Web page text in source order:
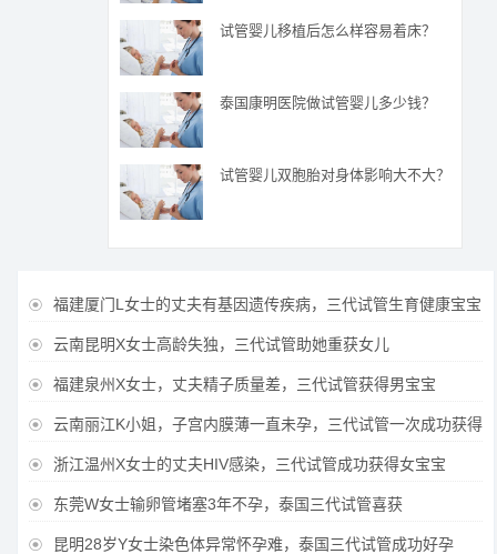
试管婴儿移植后怎么样容易着床？
泰国康明医院做试管婴儿多少钱？
试管婴儿双胞胎对身体影响大不大？
 福建厦门L女士的丈夫有基因遗传疾病，三代试管生育健康宝宝
 云南昆明X女士高龄失独，三代试管助她重获女儿
 福建泉州X女士，丈夫精子质量差，三代试管获得男宝宝
 云南丽江K小姐，子宫内膜薄一直未孕，三代试管一次成功获得
 浙江温州X女士的丈夫HIV感染，三代试管成功获得女宝宝
 东莞W女士输卵管堵塞3年不孕，泰国三代试管喜获
 昆明28岁Y女士染色体异常怀孕难，泰国三代试管成功好孕